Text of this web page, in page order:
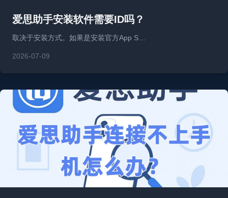
爱思助手安装软件需要ID吗？
取决于安装方式。如果是安装官方App S…
2026-07-09